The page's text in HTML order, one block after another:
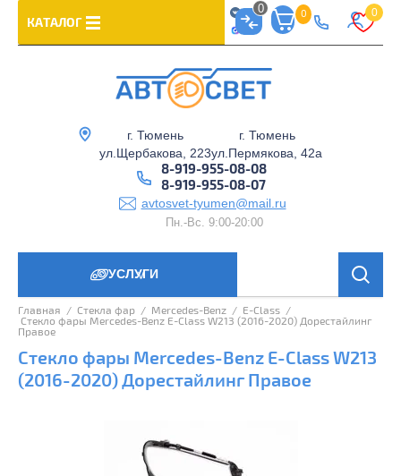
КАТАЛОГ
0 0 0
г. Тюмень
ул.Щербакова, 223
г. Тюмень
ул.Пермякова, 42а
8-919-955-08-08
8-919-955-08-07
avtosvet-tyumen@mail.ru
Пн.-Вс. 9:00-20:00
УСЛУГИ
>
Главная
  /
Стекла фар
  /
Mercedes-Benz
  /
E-Class
  /
Правое
Стекло фары Mercedes-Benz E-Class W213
(2016-2020) Дорестайлинг Правое